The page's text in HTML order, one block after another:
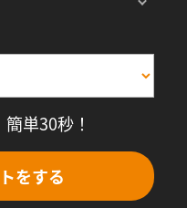
単30秒！
をする